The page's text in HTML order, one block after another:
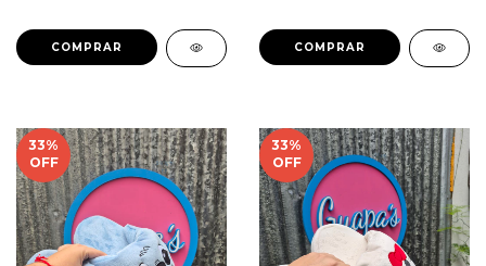
COMPRAR COMPRAR
33%
OFF
33%
OFF